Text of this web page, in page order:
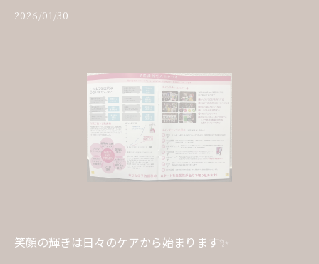
2026/01/30
笑顔の輝きは日々のケアから始まります✨